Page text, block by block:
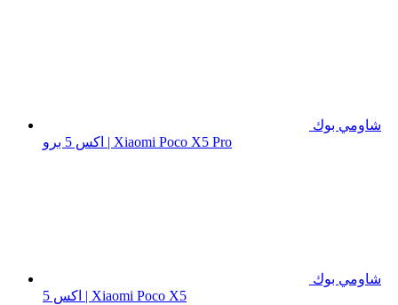
شاومي بوك
اكس 5 برو | Xiaomi Poco X5 Pro
شاومي بوك
اكس 5 | Xiaomi Poco X5